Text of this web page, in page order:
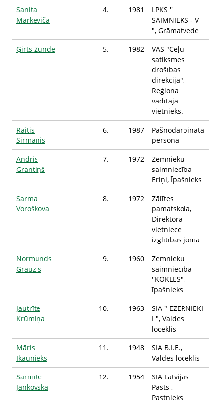
Sanita
Markeviča
4. 1981
LPKS ''
SAIMNIEKS - V
", Grāmatvede
Ģirts Zunde
5. 1982
VAS "Ceļu
satiksmes
drošības
direkcija",
Reģiona
vadītāja
vietnieks..
Raitis
Sirmanis
6. 1987
Pašnodarbināta
persona
Andris
Grantiņš
7. 1972
Zemnieku
saimniecība
Eriņi, Īpašnieks
Sarma
Voroškova
8. 1972
Zālītes
pamatskola,
Direktora
vietniece
izglītības jomā
Normunds
Grauzis
9. 1960
Zemnieku
saimniecība
''KOKLES",
īpašnieks
Jautrīte
Krūmiņa
10. 1963
SIA " EZERNIEKI
I ", Valdes
loceklis
Māris
Ikaunieks
11. 1948
SIA B.I.E.,
Valdes loceklis
Sarmīte
Jankovska
12. 1954
SIA Latvijas
Pasts ,
Pastnieks